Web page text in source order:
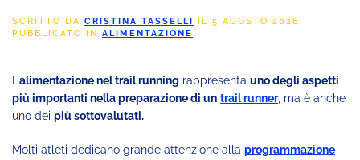
SCRITTO DA CRISTINA TASSELLI IL 5 AGOSTO 2026.
PUBBLICATO IN ALIMENTAZIONE.
L’alimentazione nel trail running rappresenta uno degli aspetti
più importanti nella preparazione di un trail runner, ma è anche
uno dei più sottovalutati.
Molti atleti dedicano grande attenzione alla programmazione